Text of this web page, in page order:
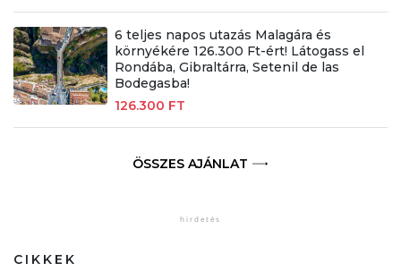
6 teljes napos utazás Malagára és
környékére 126.300 Ft-ért! Látogass el
Rondába, Gibraltárra, Setenil de las
Bodegasba!
126.300 FT
ÖSSZES AJÁNLAT
CIKKEK